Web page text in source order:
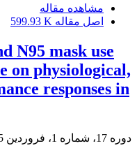
مشاهده مقاله
اصل مقاله 599.93 K
N95 mask use
on physiological,
responses in
دوره 17، شماره 1، فروردین 2025، صفحه